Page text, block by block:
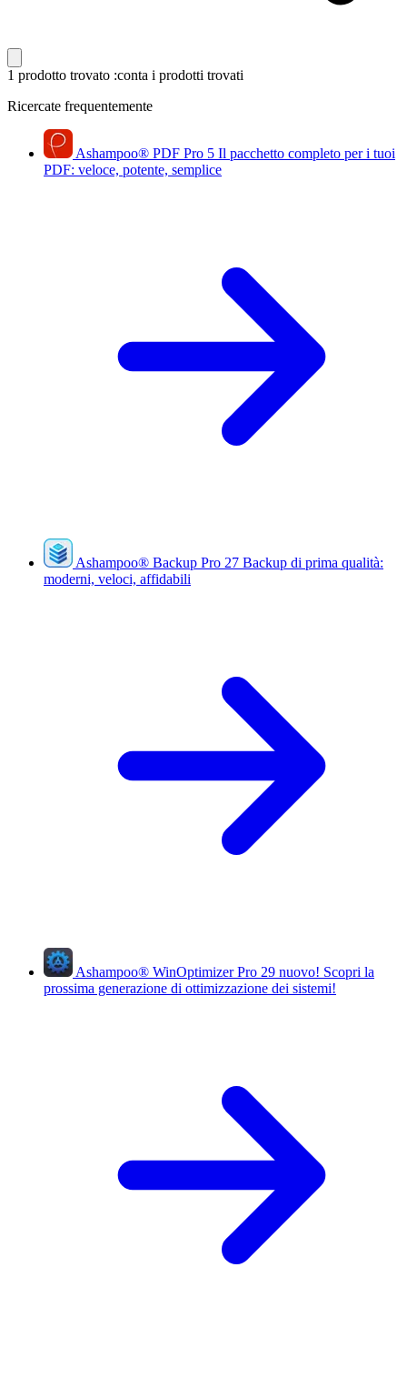
1 prodotto trovato :conta i prodotti trovati
Ricercate frequentemente
Ashampoo® PDF Pro 5 Il pacchetto completo per i tuoi
PDF: veloce, potente, semplice
Ashampoo® Backup Pro 27 Backup di prima qualità:
moderni, veloci, affidabili
Ashampoo® WinOptimizer Pro 29 nuovo! Scopri la
prossima generazione di ottimizzazione dei sistemi!